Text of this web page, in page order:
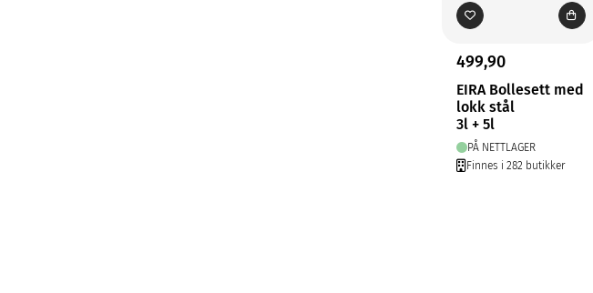
499,90
EIRA Bollesett med
lokk stål
3l + 5l
PÅ NETTLAGER
Finnes i 282 butikker